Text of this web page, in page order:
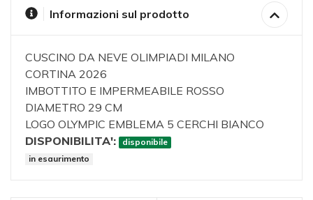
Informazioni sul prodotto
CUSCINO DA NEVE OLIMPIADI MILANO
CORTINA 2026
IMBOTTITO E IMPERMEABILE ROSSO
DIAMETRO 29 CM
LOGO OLYMPIC EMBLEMA 5 CERCHI BIANCO
DISPONIBILITA':
disponibile
in esaurimento